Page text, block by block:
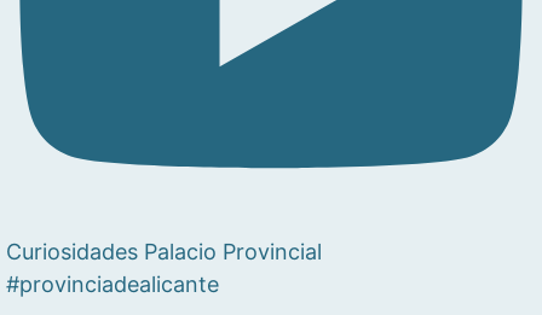
Curiosidades Palacio Provincial
#provinciadealicante